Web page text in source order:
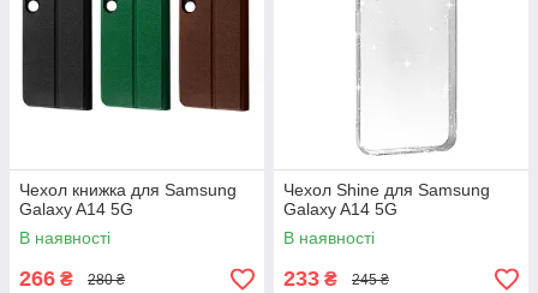
Чехол книжка для Samsung
Galaxy A14 5G
В наявності
266 ₴ 280 ₴
Чехол Shine для Samsung
Galaxy A14 5G
В наявності
233 ₴ 245 ₴